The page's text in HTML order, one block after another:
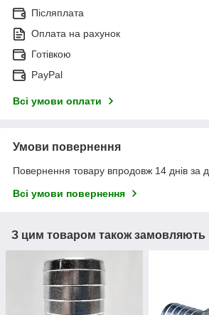
Післяплата
Оплата на рахунок
Готівкою
PayPal
Всі умови оплати
Умови повернення
Повернення товару впродовж 14 днів за
Всі умови повернення
З цим товаром також замовляють